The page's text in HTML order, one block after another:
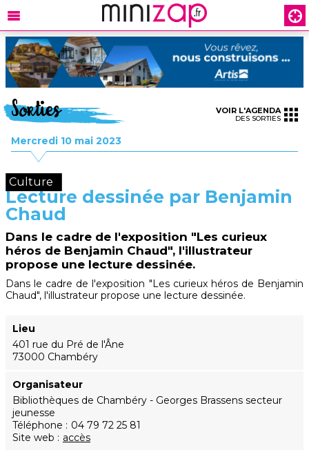
Sorties
Mercredi 10 mai 2023
VOIR L'AGENDA
DES SORTIES
Culture
Lecture dessinée par Benjamin
Chaud
Dans le cadre de l'exposition "Les curieux
héros de Benjamin Chaud", l'illustrateur
propose une lecture dessinée.
Dans le cadre de l'exposition "Les curieux héros de Benjamin
Chaud", l'illustrateur propose une lecture dessinée.
Lieu
401 rue du Pré de l'Âne
73000 Chambéry
Organisateur
Bibliothèques de Chambéry - Georges Brassens secteur
jeunesse
Téléphone
04 79 72 25 81
Site web
accès